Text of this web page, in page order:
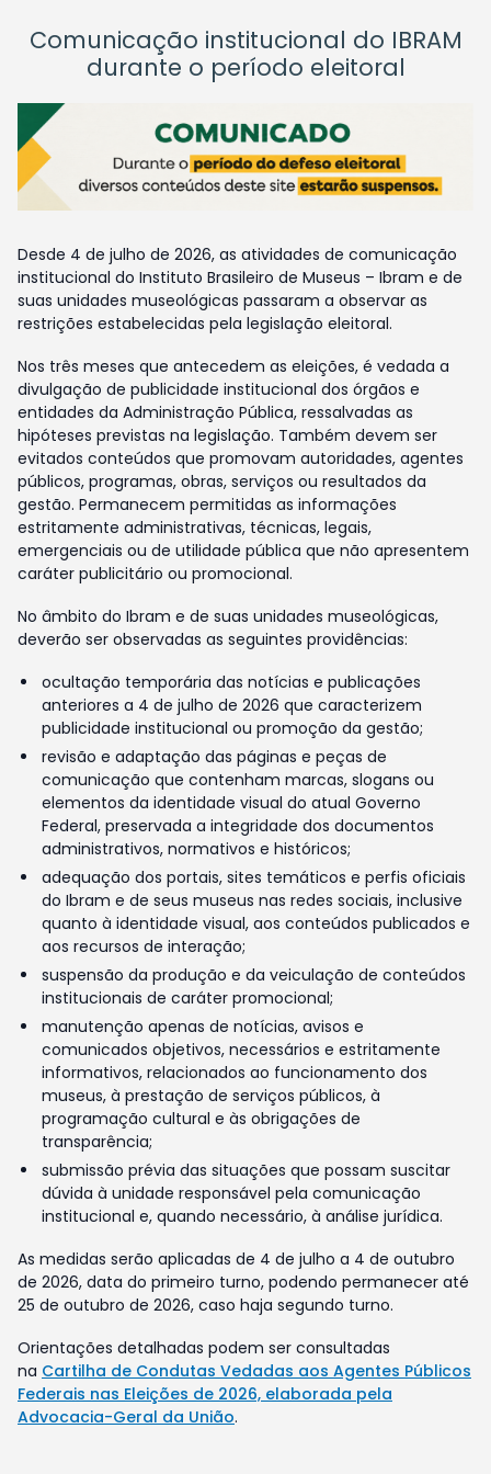
Comunicação institucional do IBRAM
durante o período eleitoral
Desde 4 de julho de 2026, as atividades de comunicação
institucional do Instituto Brasileiro de Museus – Ibram e de
suas unidades museológicas passaram a observar as
restrições estabelecidas pela legislação eleitoral.
Nos três meses que antecedem as eleições, é vedada a
divulgação de publicidade institucional dos órgãos e
entidades da Administração Pública, ressalvadas as
hipóteses previstas na legislação. Também devem ser
evitados conteúdos que promovam autoridades, agentes
públicos, programas, obras, serviços ou resultados da
gestão. Permanecem permitidas as informações
estritamente administrativas, técnicas, legais,
emergenciais ou de utilidade pública que não apresentem
caráter publicitário ou promocional.
No âmbito do Ibram e de suas unidades museológicas,
deverão ser observadas as seguintes providências:
ocultação temporária das notícias e publicações
anteriores a 4 de julho de 2026 que caracterizem
publicidade institucional ou promoção da gestão;
revisão e adaptação das páginas e peças de
comunicação que contenham marcas, slogans ou
elementos da identidade visual do atual Governo
Federal, preservada a integridade dos documentos
administrativos, normativos e históricos;
adequação dos portais, sites temáticos e perfis oficiais
do Ibram e de seus museus nas redes sociais, inclusive
quanto à identidade visual, aos conteúdos publicados e
aos recursos de interação;
suspensão da produção e da veiculação de conteúdos
institucionais de caráter promocional;
manutenção apenas de notícias, avisos e
comunicados objetivos, necessários e estritamente
informativos, relacionados ao funcionamento dos
museus, à prestação de serviços públicos, à
programação cultural e às obrigações de
transparência;
submissão prévia das situações que possam suscitar
dúvida à unidade responsável pela comunicação
institucional e, quando necessário, à análise jurídica.
As medidas serão aplicadas de 4 de julho a 4 de outubro
de 2026, data do primeiro turno, podendo permanecer até
25 de outubro de 2026, caso haja segundo turno.
Orientações detalhadas podem ser consultadas
na Cartilha de Condutas Vedadas aos Agentes Públicos
Federais nas Eleições de 2026, elaborada pela
Advocacia-Geral da União.